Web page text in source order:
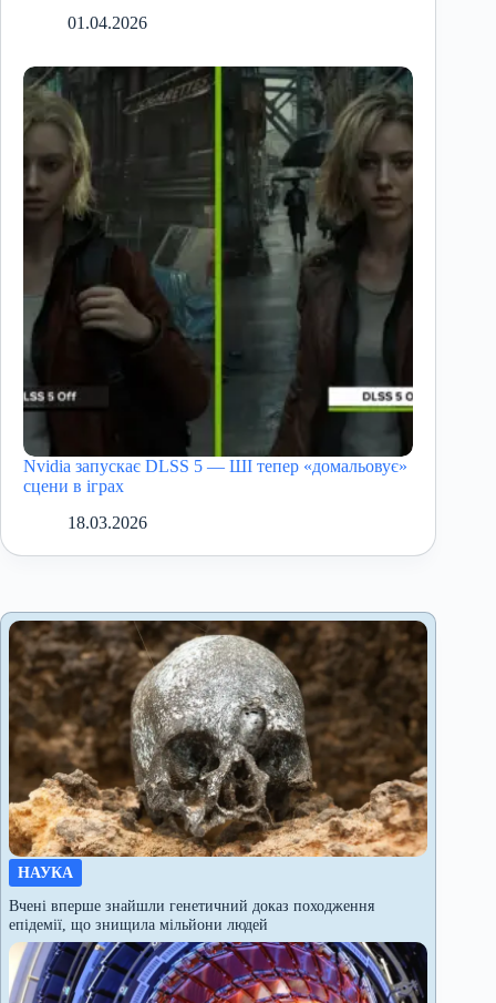
01.04.2026
Nvidia запускає DLSS 5 — ШІ тепер «домальовує»
сцени в іграх
18.03.2026
НАУКА
Вчені вперше знайшли генетичний доказ походження
епідемії, що знищила мільйони людей